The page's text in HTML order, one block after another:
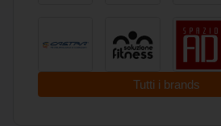
Tutti i brands